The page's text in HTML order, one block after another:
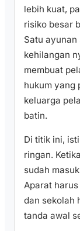
lebih kuat,
risiko besar
Satu
kehilangan
membuat
hukum yang
keluarga
batin.
Di titik ini,
ringan.
sudah
Aparat
dan sekolah
tanda awal